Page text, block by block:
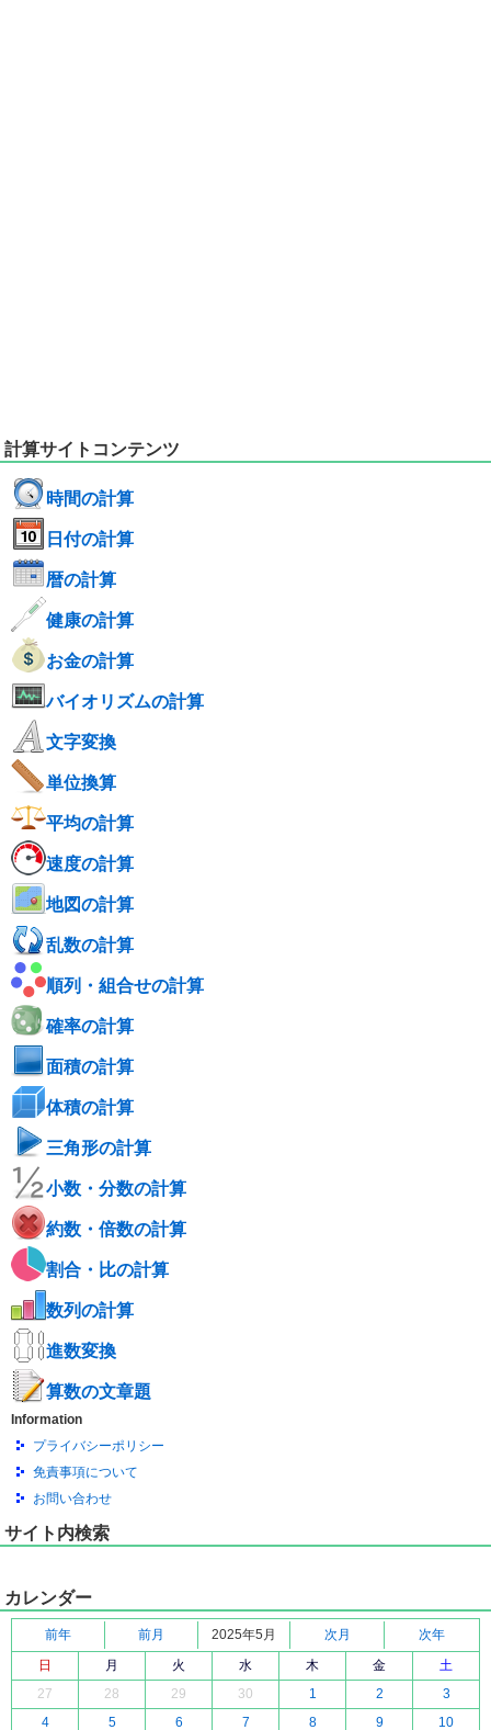
計算サイトコンテンツ
時間の計算
日付の計算
暦の計算
健康の計算
お金の計算
バイオリズムの計算
文字変換
単位換算
平均の計算
速度の計算
地図の計算
乱数の計算
順列・組合せの計算
確率の計算
面積の計算
体積の計算
三角形の計算
小数・分数の計算
約数・倍数の計算
割合・比の計算
数列の計算
進数変換
算数の文章題
Information
プライバシーポリシー
免責事項について
お問い合わせ
サイト内検索
カレンダー
前年 前月 2025年5月 次月
次年
日
月 火 水 木 金
土
27
28 29 30 1 2
3
4
5 6 7 8 9 10